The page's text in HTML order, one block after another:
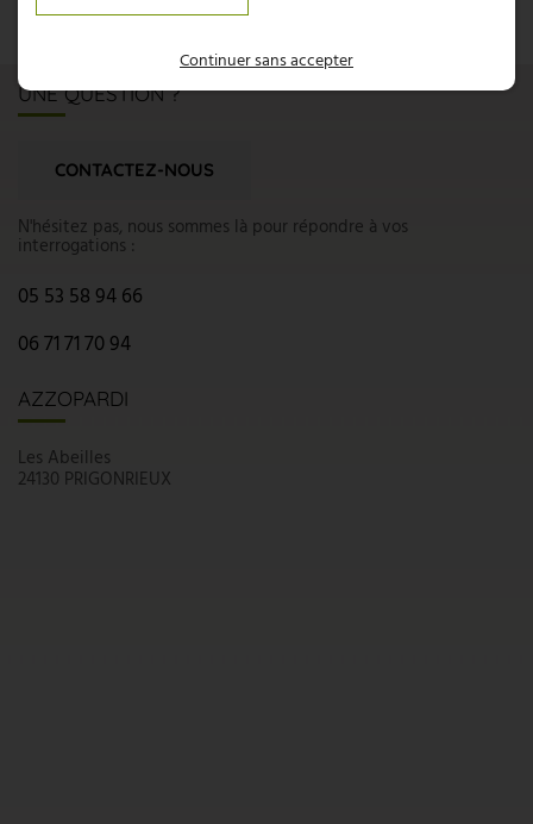
UNE QUESTION ?
CONTACTEZ-NOUS
N'hésitez pas, nous sommes là pour répondre à vos
interrogations :
05 53 58 94 66
06 71 71 70 94
AZZOPARDI
Les Abeilles
24130 PRIGONRIEUX
Continuer sans accepter